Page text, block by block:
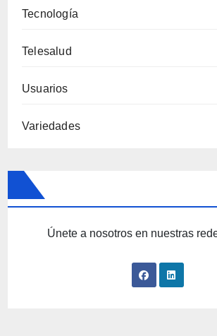
Tecnología
Telesalud
Usuarios
Variedades
Únete a nosotros en nuestras